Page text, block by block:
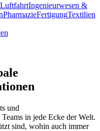
LuftfahrtIngenieurwesen &
PharmazieFertigungTextilien
und
in jede Ecke der Welt.
sind, wohin auch immer